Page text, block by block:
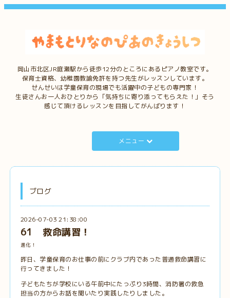
岡山市北区JR庭瀬駅から徒歩12分のところにあるピアノ教室です。
保育士資格、幼稚園教諭免許を持つ先生がレッスンしています。
せんせいは学童保育の現場でも活躍中の子どもの専門家！
生徒さんお一人おひとりから「気持ちに寄り添ってもらえた！」そう
感じて頂けるレッスンを目指してがんばります！
メニュー
ブログ
2026-07-03 21:38:00
61 救命講習！
進化！
昨日、学童保育のお仕事の前にクラブ内であった普通救命講習に
行ってきました！
子どもたちが学校にいる午前中にたっぷり3時間、消防署の救急
担当の方からお話を聞いたり実践したりしました。